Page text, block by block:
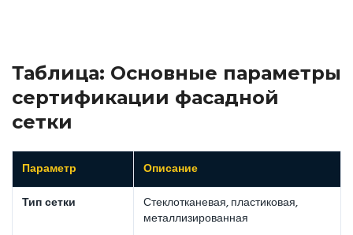
Таблица: Основные параметры
сертификации фасадной
сетки
Параметр
Описание
Тип сетки
Стеклотканевая, пластиковая,
металлизированная